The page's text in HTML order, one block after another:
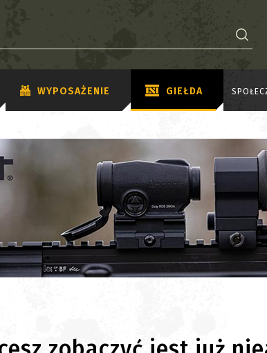
WYPOSAŻENIE GIEŁDA